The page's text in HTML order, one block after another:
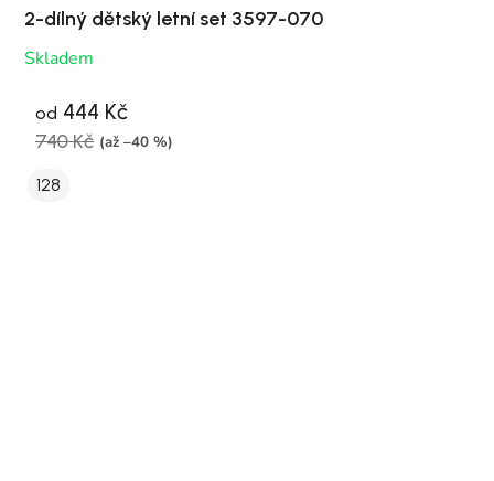
2-dílný dětský letní set 3597-070
Skladem
od 444 Kč
740 Kč (až –40 %)
128